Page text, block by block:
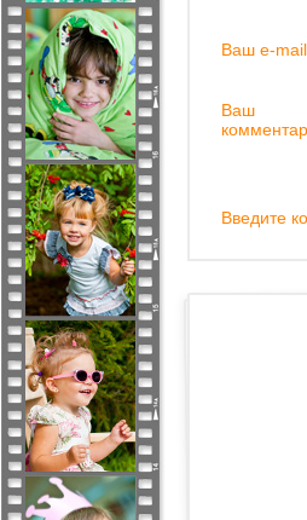
Ваш e-
Ваш
Введите